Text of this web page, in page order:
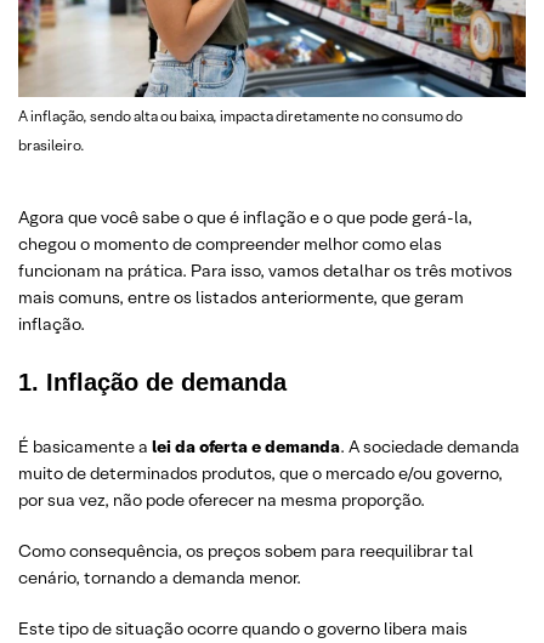
A inflação, sendo alta ou baixa, impacta diretamente no consumo do
brasileiro.
Agora que você sabe o que é inflação e o que pode gerá-la,
chegou o momento de compreender melhor como elas
funcionam na prática. Para isso, vamos detalhar os três motivos
mais comuns, entre os listados anteriormente, que geram
inflação.
1. Inflação de demanda
É basicamente a lei da oferta e demanda. A sociedade demanda
muito de determinados produtos, que o mercado e/ou governo,
por sua vez, não pode oferecer na mesma proporção.
Como consequência, os preços sobem para reequilibrar tal
cenário, tornando a demanda menor.
Este tipo de situação ocorre quando o governo libera mais